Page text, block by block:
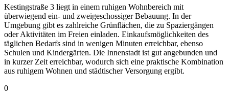
Kestingstraße 3 liegt in einem ruhigen Wohnbereich mit
überwiegend ein- und zweigeschossiger Bebauung. In der
Umgebung gibt es zahlreiche Grünflächen, die zu Spaziergängen
oder Aktivitäten im Freien einladen. Einkaufsmöglichkeiten des
täglichen Bedarfs sind in wenigen Minuten erreichbar, ebenso
Schulen und Kindergärten. Die Innenstadt ist gut angebunden und
in kurzer Zeit erreichbar, wodurch sich eine praktische Kombination
aus ruhigem Wohnen und städtischer Versorgung ergibt.
0